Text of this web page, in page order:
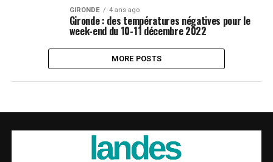
GIRONDE 4 ans ago
Gironde : des températures négatives pour le
week-end du 10-11 décembre 2022
MORE POSTS